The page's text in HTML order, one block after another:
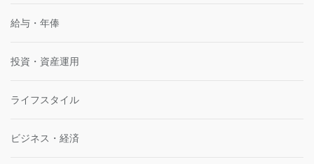
給与・年俸
投資・資産運用
ライフスタイル
ビジネス・経済